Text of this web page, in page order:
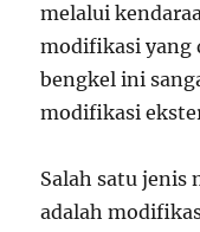
melalui
modifikasi yang
bengkel ini
modifikasi
Salah satu jenis
adalah